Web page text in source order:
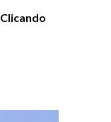
Clicando